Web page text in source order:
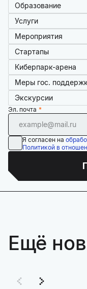
Образование
Услуги
Мероприятия
Стартапы
Киберпарк-арена
Меры гос.
Экскурсии
Эл. почта
Я согласен на
Политикой в
Ещё